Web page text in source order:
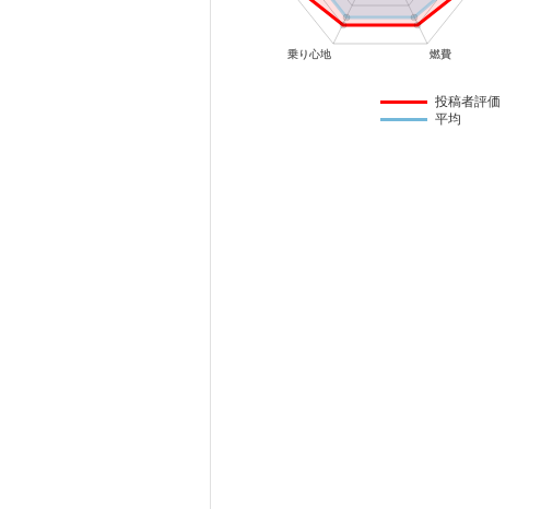
投稿者評価
平均